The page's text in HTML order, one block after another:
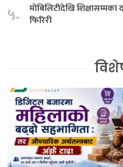
५.
मोबिलिटीदेखि
फिरिरी